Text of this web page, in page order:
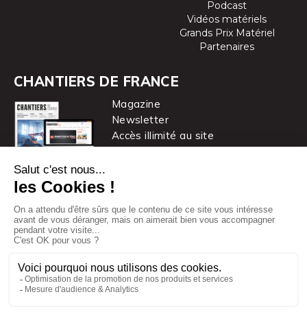
Podcast
Vidéos matériels
Grands Prix Matériel
Partenaires
CHANTIERS DE FRANCE
Magazine
Newsletter
Accès illimité au site
Chantiers de France est une marque